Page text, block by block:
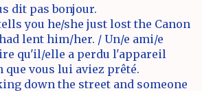
dit pas bonjour.
you he/she just lost the Canon
lent him/her. / Un/e ami/e
qu'il/elle a perdu l'appareil
que vous lui aviez prêté.
down the street and someone